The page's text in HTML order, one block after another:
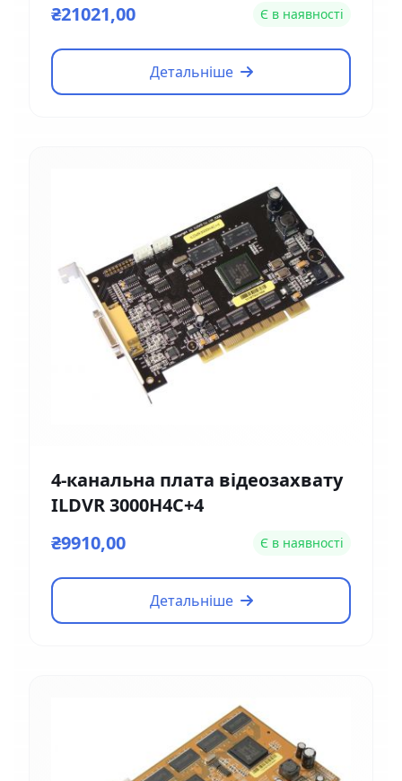
₴21021,00
Є в наявності
Детальніше
4-канальна плата відеозахвату
ILDVR 3000H4C+4
₴9910,00
Є в наявності
Детальніше